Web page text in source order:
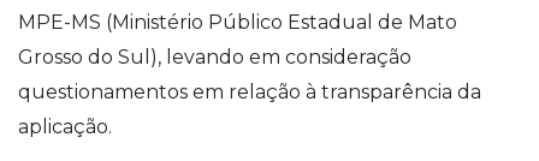
MPE-MS (Ministério Público Estadual de Mato
Grosso do Sul), levando em consideração
questionamentos em relação à transparência da
aplicação.